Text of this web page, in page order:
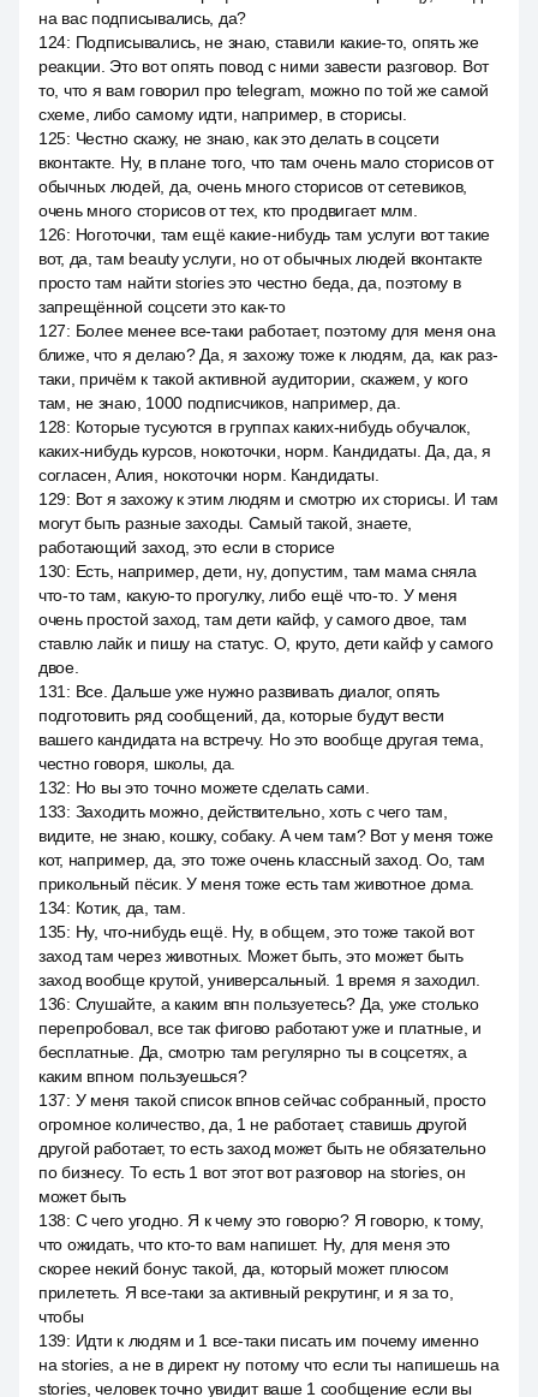
на вас подписывались, да?
124: Подписывались, не знаю, ставили какие-то, опять же
реакции. Это вот опять повод с ними завести разговор. Вот
то, что я вам говорил про telegram, можно по той же самой
схеме, либо самому идти, например, в сторисы.
125: Честно скажу, не знаю, как это делать в соцсети
вконтакте. Ну, в плане того, что там очень мало сторисов от
обычных людей, да, очень много сторисов от сетевиков,
очень много сторисов от тех, кто продвигает млм.
126: Ноготочки, там ещё какие-нибудь там услуги вот такие
вот, да, там beauty услуги, но от обычных людей вконтакте
просто там найти stories это честно беда, да, поэтому в
запрещённой соцсети это как-то
127: Более менее все-таки работает, поэтому для меня она
ближе, что я делаю? Да, я захожу тоже к людям, да, как раз-
таки, причём к такой активной аудитории, скажем, у кого
там, не знаю, 1000 подписчиков, например, да.
128: Которые тусуются в группах каких-нибудь обучалок,
каких-нибудь курсов, нокоточки, норм. Кандидаты. Да, да, я
согласен, Алия, нокоточки норм. Кандидаты.
129: Вот я захожу к этим людям и смотрю их сторисы. И там
могут быть разные заходы. Самый такой, знаете,
работающий заход, это если в сторисе
130: Есть, например, дети, ну, допустим, там мама сняла
что-то там, какую-то прогулку, либо ещё что-то. У меня
очень простой заход, там дети кайф, у самого двое, там
ставлю лайк и пишу на статус. О, круто, дети кайф у самого
двое.
131 : Все. Дальше уже нужно развивать диалог, опять
подготовить ряд сообщений, да, которые будут вести
вашего кандидата на встречу. Но это вообще другая тема,
честно говоря, школы, да.
132: Но вы это точно можете сделать сами.
133: Заходить можно, действительно, хоть с чего там,
видите, не знаю, кошку, собаку. А чем там? Вот у меня тоже
кот, например, да, это тоже очень классный заход. Оо, там
прикольный пёсик. У меня тоже есть там животное дома.
134: Котик, да, там.
135: Ну, что-нибудь ещё. Ну, в общем, это тоже такой вот
заход там через животных. Может быть, это может быть
заход вообще крутой, универсальный. 1 время я заходил.
136: Слушайте, а каким впн пользуетесь? Да, уже столько
перепробовал, все так фигово работают уже и платные, и
бесплатные. Да, смотрю там регулярно ты в соцсетях, а
каким впном пользуешься?
137: У меня такой список впнов сейчас собранный, просто
огромное количество, да, 1 не работает, ставишь другой
другой работает, то есть заход может быть не обязательно
по бизнесу. То есть 1 вот этот вот разговор на stories, он
может быть
138: С чего угодно. Я к чему это говорю? Я говорю, к тому,
что ожидать, что кто-то вам напишет. Ну, для меня это
скорее некий бонус такой, да, который может плюсом
прилететь. Я все-таки за активный рекрутинг, и я за то,
чтобы
139: Идти к людям и 1 все-таки писать им почему именно
на stories, а не в директ ну потому что если ты напишешь на
stories, человек точно увидит ваше 1 сообщение если вы